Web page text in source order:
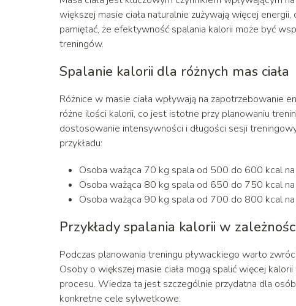
większej masie ciała naturalnie zużywają więcej
pamiętać, że efektywność spalania kalorii może być
treningów.
Spalanie kalorii dla różnych mas ciała
Różnice w masie ciała wpływają na zapotrzebowanie
różne ilości kalorii, co jest istotne przy planowaniu
dostosowanie intensywności i długości sesji
przykładu:
Osoba ważąca 70 kg spala od 500 do 600 kcal na
Osoba ważąca 80 kg spala od 650 do 750 kcal na
Osoba ważąca 90 kg spala od 700 do 800 kcal na
Przykłady spalania kalorii w
Podczas planowania treningu pływackiego warto
Osoby o większej masie ciała mogą spalić więcej
procesu. Wiedza ta jest szczególnie przydatna dla
konkretne cele sylwetkowe.